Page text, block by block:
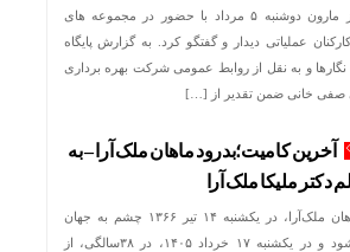
گاز مارون دوشنبه ۵ مرداد با حضور در مجموعه های
عملیاتی دیدار و گفتگو کرد. به گزارش پایگاه
و به نقل از روابط عمومی شرکت بهره برداری
صفی خانی ضمن تقدیر از […]
آخرین کامیت؛بدرود ماهان ملک آرا – به
دکتر ملیکا ملک آرا
ماهان ملک‌آرا، در یکشنبه ۱۴ تیر ۱۳۶۶ چشم به جهان
گشود و در یکشنبه ۱۷ خرداد ۱۴۰۵، در ۳۸سالگی، از